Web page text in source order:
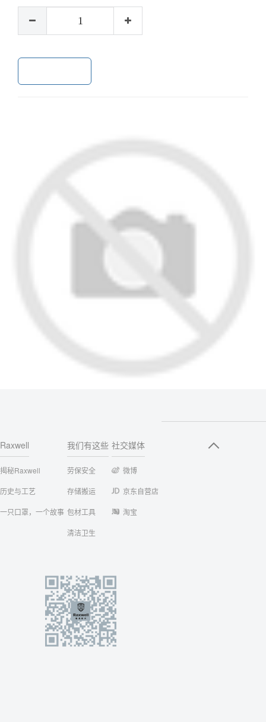
Raxwell
揭秘Raxwell
历史与工艺
一只口罩，一个故事
我们有这些
劳保安全
存储搬运
包材工具
清洁卫生
社交媒体
微博
京东自营店
淘宝